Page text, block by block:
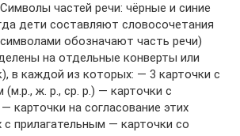
частей речи: чёрные и синие
дети составляют словосочетания
обозначают часть речи)
на отдельные конверты или
в каждой из которых: — 3 карточки с
ж. р., ср. р.) — карточки с
карточки на согласование этих
прилагательным — карточки со